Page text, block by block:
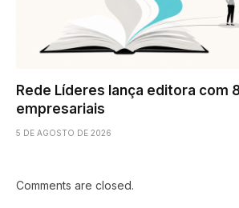
Rede Líderes lança editora com
empresariais
5 DE AGOSTO DE 2026
Comments are closed.